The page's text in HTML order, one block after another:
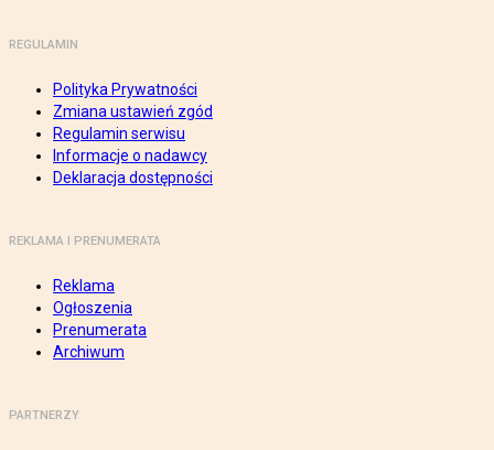
REGULAMIN
Polityka Prywatności
Zmiana ustawień zgód
Regulamin serwisu
Informacje o nadawcy
Deklaracja dostępności
REKLAMA I PRENUMERATA
Reklama
Ogłoszenia
Prenumerata
Archiwum
PARTNERZY